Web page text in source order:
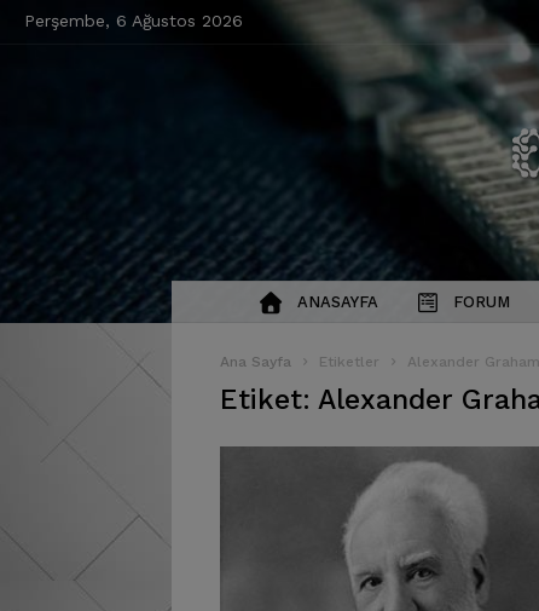
Perşembe, 6 Ağustos 2026
ANASAYFA FORUM
Ana Sayfa Etiketler Alexander
Etiket: Alexander